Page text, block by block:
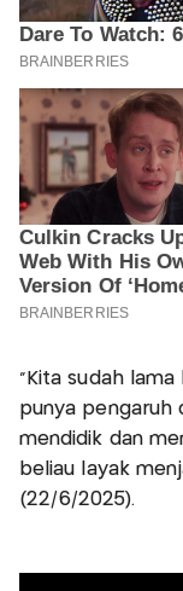
“Kita sudah lama
punya pengaruh
mendidik dan
beliau layak
(22/6/2025).